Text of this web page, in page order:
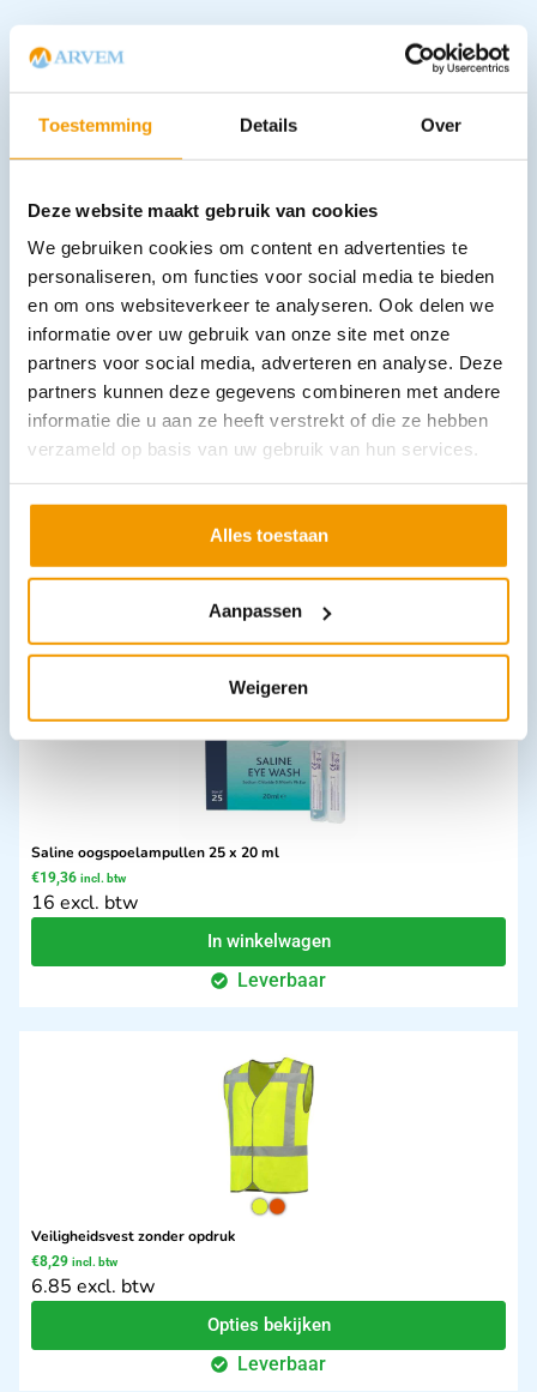
Toestemming Details Over
Deze website maakt gebruik van cookies
We gebruiken cookies om content en advertenties te
personaliseren, om functies voor social media te bieden
en om ons websiteverkeer te analyseren. Ook delen we
informatie over uw gebruik van onze site met onze
partners voor social media, adverteren en analyse. Deze
partners kunnen deze gegevens combineren met andere
informatie die u aan ze heeft verstrekt of die ze hebben
verzameld op basis van uw gebruik van hun services.
Alles toestaan
Aanpassen
Weigeren
Andere producten in deze
categorie:
Saline oogspoelampullen 25 x 20 ml
€19,36 incl. btw
16 excl. btw
In winkelwagen
Leverbaar
Veiligheidsvest zonder opdruk
€8,29 incl. btw
6.85 excl. btw
Opties bekijken
Leverbaar